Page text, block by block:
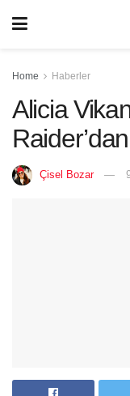
Home Haberler
Alicia
Çisel Bozar